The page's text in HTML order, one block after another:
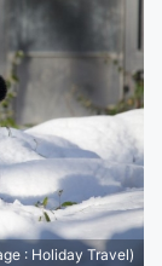
: Holiday Travel)